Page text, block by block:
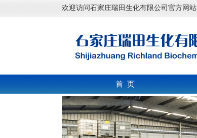
欢迎访问石家庄瑞田生化有限公司官方网站
首 页